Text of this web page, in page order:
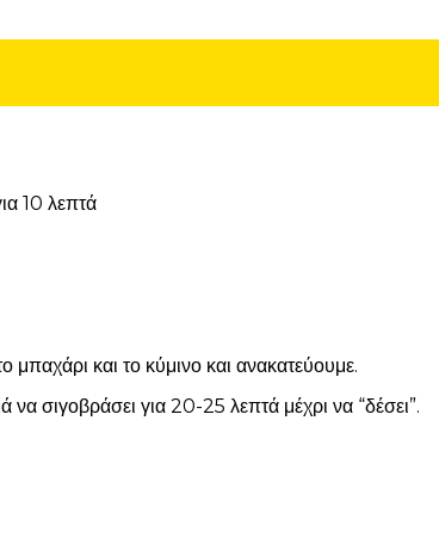
10 λεπτά
και το κύμινο και ανακατεύουμε.
σιγοβράσει για 20-25 λεπτά μέχρι να “δέσει”.